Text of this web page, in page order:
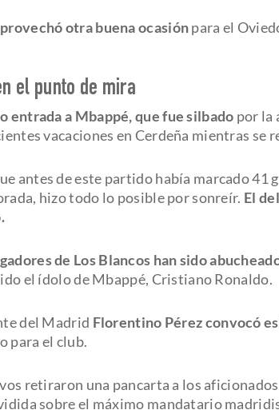
otra buena ocasiónpara el
el punto de mira
entrada a Mbappé, que fue silbado por la
vacaciones en Cerdeña mientras se
antes de este partido había marcado 41
hizo todo lo posible por sonreír. El
de Los Blancos han sido
el ídolo de Mbappé, Cristiano Ronaldo.
del Madrid Florentino Pérez convocó
para el club.
retiraron una pancarta a los
sobre el máximo mandatario